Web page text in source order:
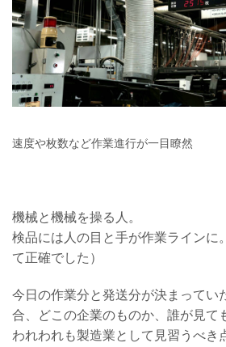
速度や枚数など作業進行が一目瞭然
機械と機械を操る人。
検品には人の目と手が作業ラインに
て正確でした）
今日の作業分と発送分が決まってい
合、どこの企業のものか、誰が見て
われわれも製造業として見習うべき